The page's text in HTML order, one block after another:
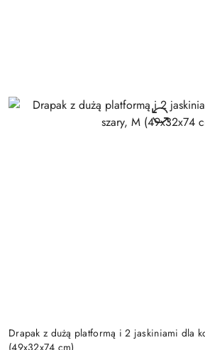
Drapak z dużą platformą i 2 jaskiniami dla
(49x32x74 cm)